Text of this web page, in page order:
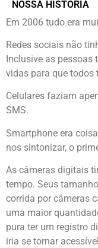
NOSSA HISTÓRIA
Em 2006 tudo era
Redes sociais não
Inclusive as pessoas
vidas para que todos
Celulares faziam
SMS.
Smartphone era
nos sintonizar, o
As câmeras digitais
tempo. Seus
corrida por câmeras
uma maior
pura ter um registro
iria se tornar